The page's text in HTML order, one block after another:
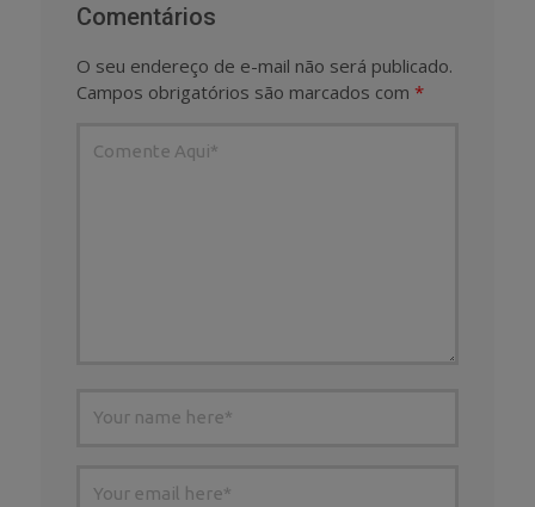
Comentários
O seu endereço de e-mail não será publicado.
Campos obrigatórios são marcados com *